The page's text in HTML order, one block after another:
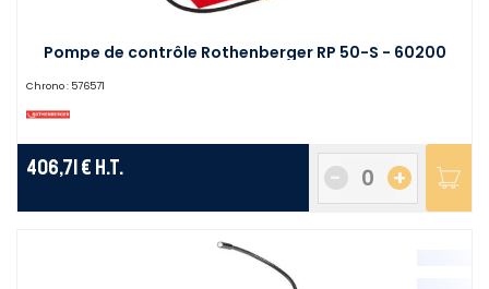
Pompe de contrôle Rothenberger RP 50-S - 60200
Chrono : 576571
406,71 € H.T. +
-